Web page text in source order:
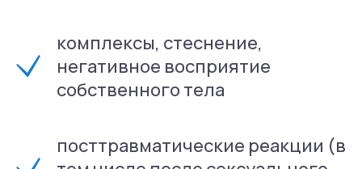
комплексы, стеснение,
негативное восприятие
собственного тела
посттравматические реакции (в